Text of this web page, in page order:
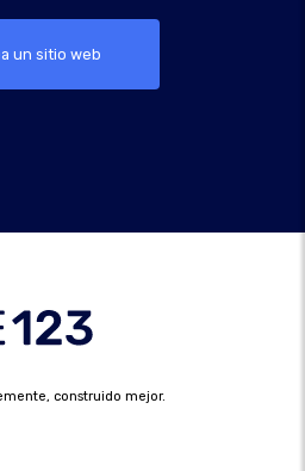
un sitio web
construido mejor.